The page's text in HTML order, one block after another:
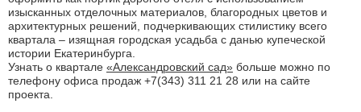
изысканных отделочных материалов, благородных цветов и
архитектурных решений, подчеркивающих стилистику всего
квартала – изящная городская усадьба с данью купеческой
истории Екатеринбурга.
Узнать о квартале «Александровский сад» больше можно по
телефону офиса продаж +7(343) 311 21 28 или на сайте
проекта.